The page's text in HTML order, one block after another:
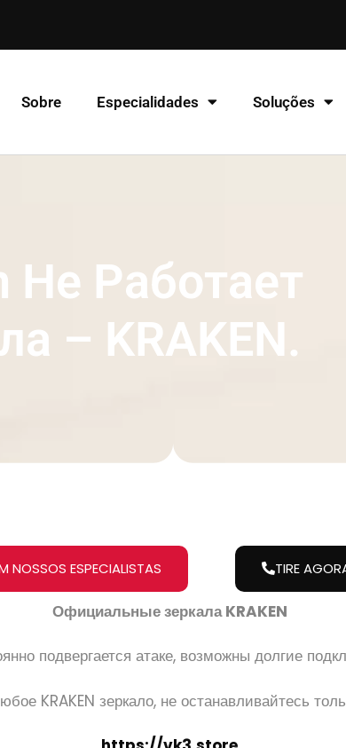
Sobre Especialidades Soluções
Не Работает
– KRAKEN.
NOSSOS ESPECIALISTAS TIRE
Официальные зеркала KRAKEN
подвергается атаке, возможны долгие
KRAKEN зеркало, не останавливайтесь